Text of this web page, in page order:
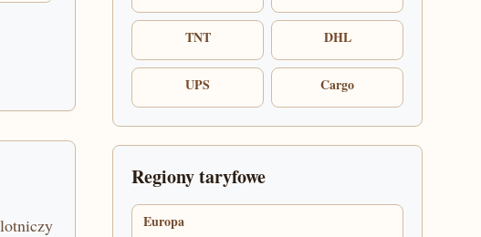
TNT DHL
UPS Cargo
Regiony taryfowe
Europa